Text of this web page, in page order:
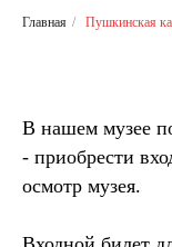
Главная / Пушкинская
В нашем музее
- приобрести
осмотр музея.